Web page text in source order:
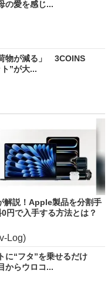
の愛を感じ...
物が減る」 3COINS
”が大...
解説！Apple製品を分割手
円で入手する方法とは？
Log)
に“フタ”を乗せるだけ
らウロコ...